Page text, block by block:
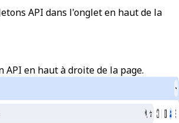
API dans l'onglet en haut de la
API en haut à droite de la page.